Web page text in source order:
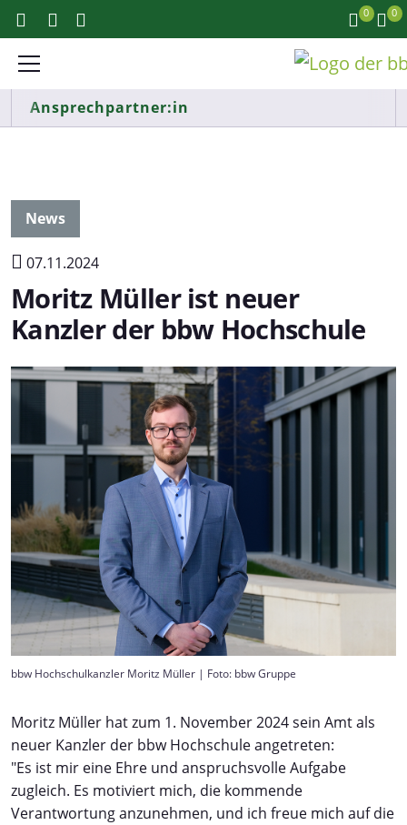
0 0
Ansprechpartner:in
News
07.11.2024
Moritz Müller ist neuer
Kanzler der bbw Hochschule
bbw Hochschulkanzler Moritz Müller | Foto: bbw Gruppe
Moritz Müller hat zum 1. November 2024 sein Amt als
neuer Kanzler der bbw Hochschule angetreten:
"Es ist mir eine Ehre und anspruchsvolle Aufgabe
zugleich. Es motiviert mich, die kommende
Verantwortung anzunehmen, und ich freue mich auf die